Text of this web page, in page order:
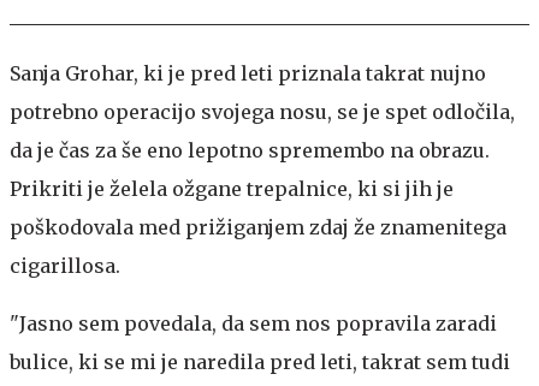
Sanja Grohar, ki je pred leti priznala takrat nujno
potrebno operacijo svojega nosu, se je spet odločila,
da je čas za še eno lepotno spremembo na obrazu.
Prikriti je želela ožgane trepalnice, ki si jih je
poškodovala med prižiganjem zdaj že znamenitega
cigarillosa.
"Jasno sem povedala, da sem nos popravila zaradi
bulice, ki se mi je naredila pred leti, takrat sem tudi